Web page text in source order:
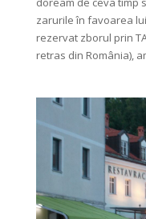
zarurile în favoarea
rezervat zborul prin
retras din România),